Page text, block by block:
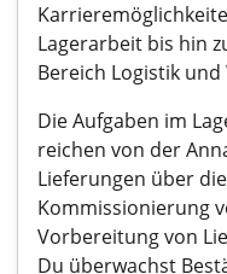
Lagerarbeit bis hin
Bereich Logistik
Die Aufgaben im
reichen von der
Lieferungen über
Kommissionierung
Vorbereitung von
Du überwachst